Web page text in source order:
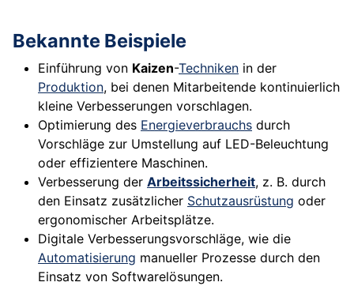
Bekannte Beispiele
Einführung von Kaizen-Techniken in der
Produktion, bei denen Mitarbeitende kontinuierlich
kleine Verbesserungen vorschlagen.
Optimierung des Energieverbrauchs durch
Vorschläge zur Umstellung auf LED-Beleuchtung
oder effizientere Maschinen.
Verbesserung der Arbeitssicherheit, z. B. durch
den Einsatz zusätzlicher Schutzausrüstung oder
ergonomischer Arbeitsplätze.
Digitale Verbesserungsvorschläge, wie die
Automatisierung manueller Prozesse durch den
Einsatz von Softwarelösungen.